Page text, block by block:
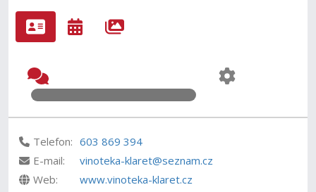
Telefon: 603 869 394
E-mail:
vinoteka-klaret@seznam.cz
Web:
www.vinoteka-klaret.cz